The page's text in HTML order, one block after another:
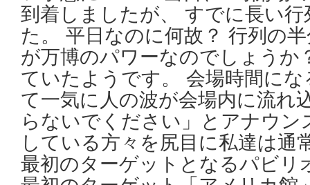
到着しましたが、 すでに長い
た。 平日なのに何故？ 行列の
が万博のパワーなのでしょうか
ていたようです。 会場時間に
て一気に人の波が会場内に流れ
らないでください」とアナウン
している方々を尻目に私達は通
最初のターゲットとなるパビリ